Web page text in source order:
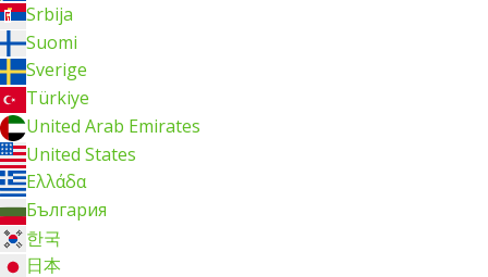
Srbija
Suomi
Sverige
Türkiye
United Arab Emirates
United States
Ελλάδα
България
한국
日本